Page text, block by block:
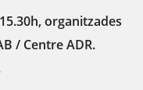
organitzades
/ Centre ADR.